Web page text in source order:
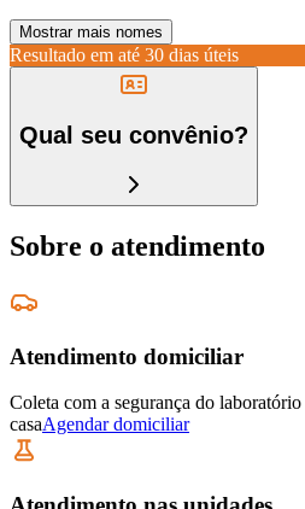
Mostrar mais nomes
Resultado em até 30 dias úteis
Qual seu convênio?
Sobre o atendimento
Atendimento domiciliar
Coleta com a segurança do
casaAgendar domiciliar